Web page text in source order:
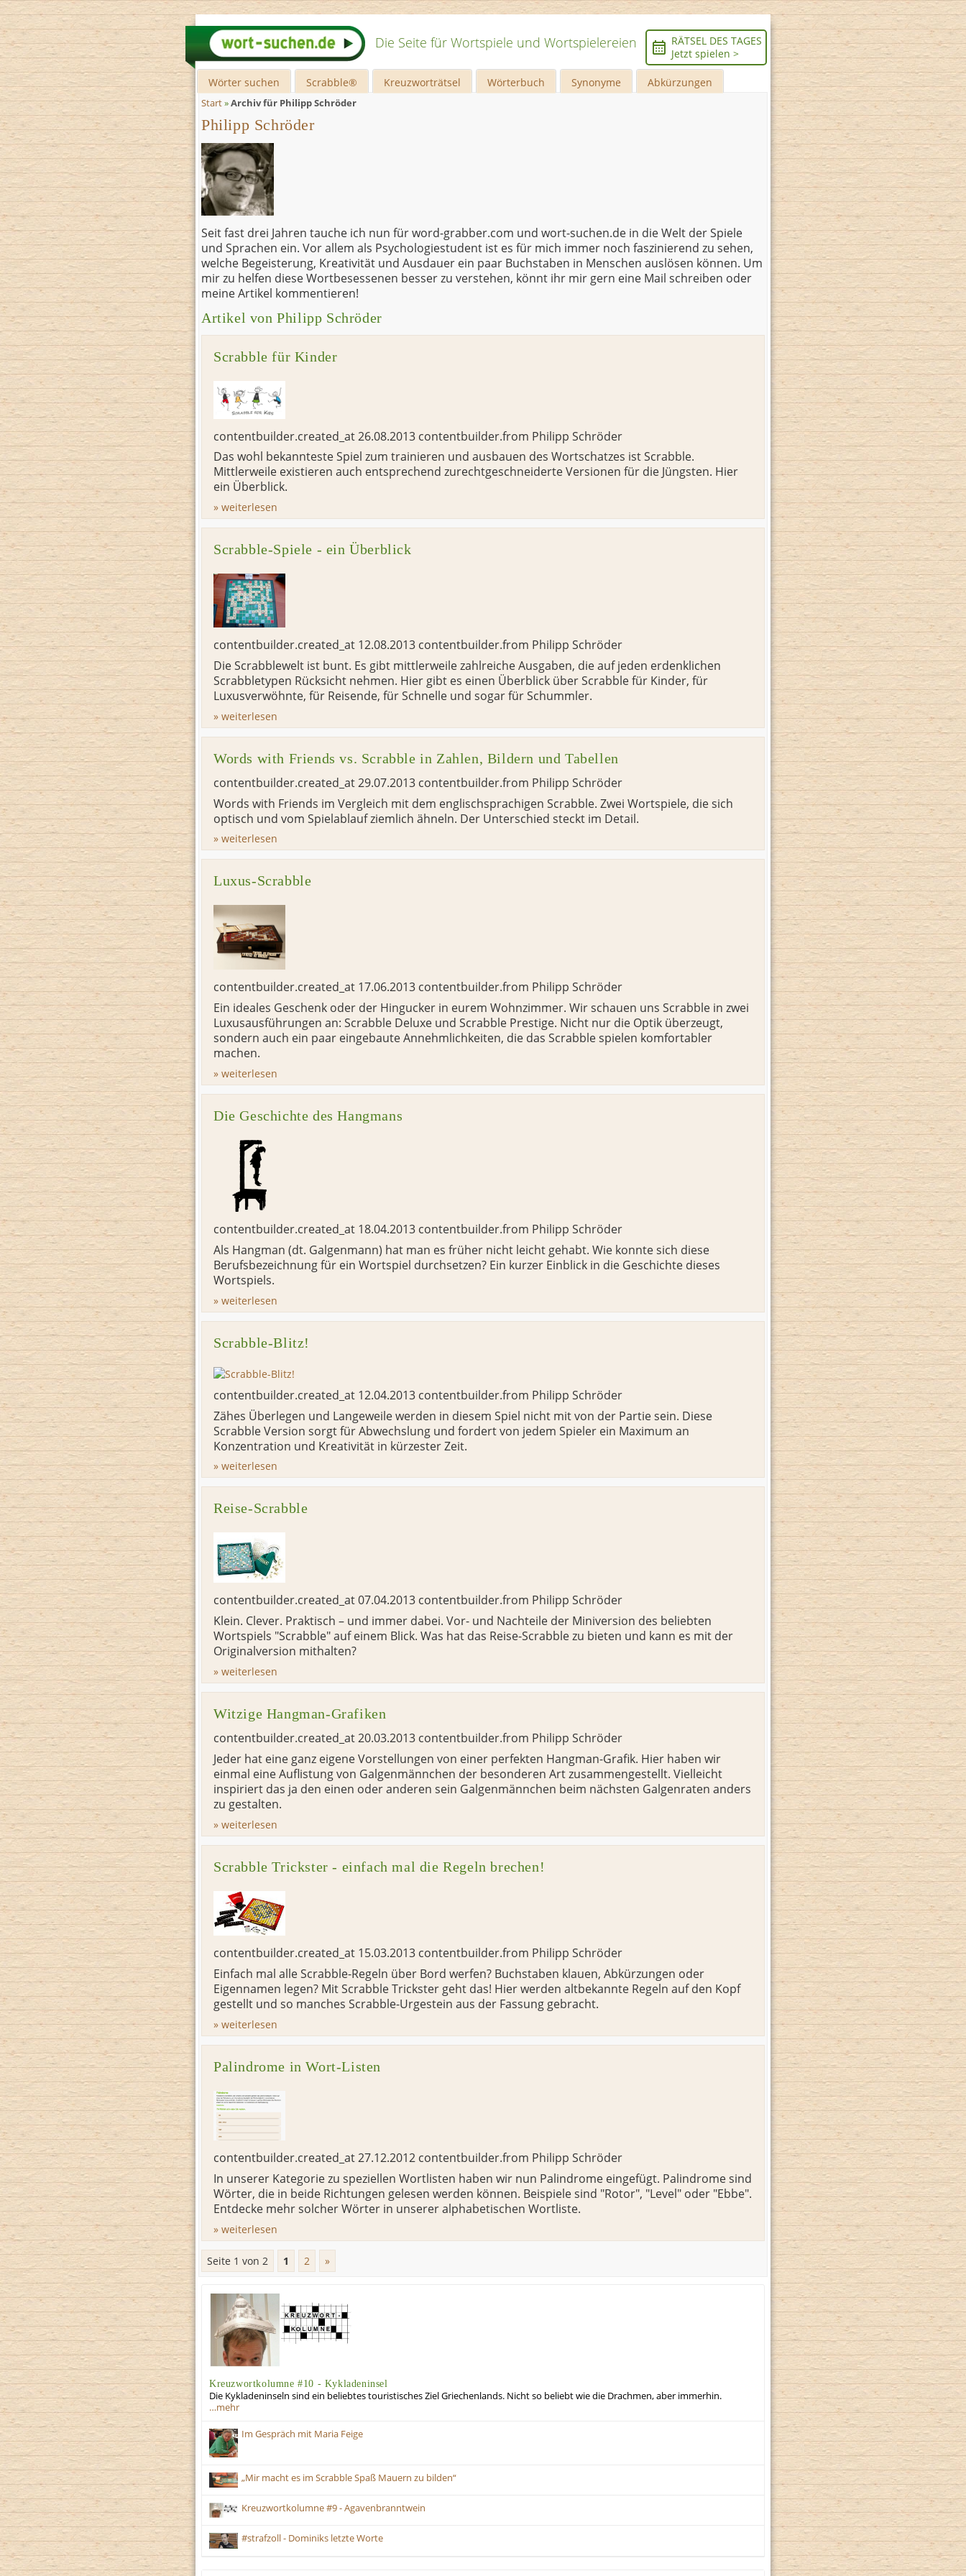
Die Seite für Wortspiele und Wortspielereien
RÄTSEL DES TAGES
Jetzt spielen >
Wörter suchen Scrabble® Kreuzworträtsel Wörterbuch Synonyme Abkürzungen
Start»Archiv für Philipp Schröder
Philipp Schröder
Seit fast drei Jahren tauche ich nun für word-grabber.com und wort-suchen.de in die Welt der Spiele
und Sprachen ein. Vor allem als Psychologiestudent ist es für mich immer noch faszinierend zu sehen,
welche Begeisterung, Kreativität und Ausdauer ein paar Buchstaben in Menschen auslösen können. Um
mir zu helfen diese Wortbesessenen besser zu verstehen, könnt ihr mir gern eine Mail schreiben oder
meine Artikel kommentieren!
Artikel von Philipp Schröder
Scrabble für Kinder
contentbuilder.created_at26.08.2013 contentbuilder.from Philipp Schröder
Das wohl bekannteste Spiel zum trainieren und ausbauen des Wortschatzes ist Scrabble.
Mittlerweile existieren auch entsprechend zurechtgeschneiderte Versionen für die Jüngsten. Hier
ein Überblick.
» weiterlesen
Scrabble-Spiele - ein Überblick
contentbuilder.created_at 12.08.2013 contentbuilder.from Philipp Schröder
Die Scrabblewelt ist bunt. Es gibt mittlerweile zahlreiche Ausgaben, die auf jeden erdenklichen
Scrabbletypen Rücksicht nehmen. Hier gibt es einen Überblick über Scrabble für Kinder, für
Luxusverwöhnte, für Reisende, für Schnelle und sogar für Schummler.
» weiterlesen
Words with Friends vs. Scrabble in Zahlen, Bildern und Tabellen
contentbuilder.created_at29.07.2013 contentbuilder.from Philipp Schröder
Words with Friends im Vergleich mit dem englischsprachigen Scrabble. Zwei Wortspiele, die sich
optisch und vom Spielablauf ziemlich ähneln. Der Unterschied steckt im Detail.
» weiterlesen
Luxus-Scrabble
contentbuilder.created_at 17.06.2013 contentbuilder.from Philipp Schröder
Ein ideales Geschenk oder der Hingucker in eurem Wohnzimmer. Wir schauen uns Scrabble in zwei
Luxusausführungen an: Scrabble Deluxe und Scrabble Prestige. Nicht nur die Optik überzeugt,
sondern auch ein paar eingebaute Annehmlichkeiten, die das Scrabble spielen komfortabler
machen.
» weiterlesen
Die Geschichte des Hangmans
contentbuilder.created_at 18.04.2013 contentbuilder.from Philipp Schröder
Als Hangman (dt. Galgenmann) hat man es früher nicht leicht gehabt. Wie konnte sich diese
Berufsbezeichnung für ein Wortspiel durchsetzen? Ein kurzer Einblick in die Geschichte dieses
Wortspiels.
» weiterlesen
Scrabble-Blitz!
contentbuilder.created_at 12.04.2013 contentbuilder.from Philipp Schröder
Zähes Überlegen und Langeweile werden in diesem Spiel nicht mit von der Partie sein. Diese
Scrabble Version sorgt für Abwechslung und fordert von jedem Spieler ein Maximum an
Konzentration und Kreativität in kürzester Zeit.
» weiterlesen
Reise-Scrabble
contentbuilder.created_at07.04.2013 contentbuilder.from Philipp Schröder
Klein. Clever. Praktisch – und immer dabei. Vor- und Nachteile der Miniversion des beliebten
Wortspiels "Scrabble" auf einem Blick. Was hat das Reise-Scrabble zu bieten und kann es mit der
Originalversion mithalten?
» weiterlesen
Witzige Hangman-Grafiken
contentbuilder.created_at20.03.2013 contentbuilder.from Philipp Schröder
Jeder hat eine ganz eigene Vorstellungen von einer perfekten Hangman-Grafik. Hier haben wir
einmal eine Auflistung von Galgenmännchen der besonderen Art zusammengestellt. Vielleicht
inspiriert das ja den einen oder anderen sein Galgenmännchen beim nächsten Galgenraten anders
zu gestalten.
» weiterlesen
Scrabble Trickster - einfach mal die Regeln brechen!
contentbuilder.created_at 15.03.2013 contentbuilder.from Philipp Schröder
Einfach mal alle Scrabble-Regeln über Bord werfen? Buchstaben klauen, Abkürzungen oder
Eigennamen legen? Mit Scrabble Trickster geht das! Hier werden altbekannte Regeln auf den Kopf
gestellt und so manches Scrabble-Urgestein aus der Fassung gebracht.
» weiterlesen
Palindrome in Wort-Listen
contentbuilder.created_at27.12.2012 contentbuilder.from Philipp Schröder
In unserer Kategorie zu speziellen Wortlisten haben wir nun Palindrome eingefügt. Palindrome sind
Wörter, die in beide Richtungen gelesen werden können. Beispiele sind "Rotor", "Level" oder "Ebbe".
Entdecke mehr solcher Wörter in unserer alphabetischen Wortliste.
» weiterlesen
Seite 1 von 2 1 2 »
Kreuzwortkolumne #10 - Kykladeninsel
Die Kykladeninseln sind ein beliebtes touristisches Ziel Griechenlands. Nicht so beliebt wie die Drachmen, aber immerhin.
…mehr
Im Gespräch mit Maria Feige
„Mir macht es im Scrabble Spaß Mauern zu bilden“
Kreuzwortkolumne #9 - Agavenbranntwein
#strafzoll - Dominiks letzte Worte